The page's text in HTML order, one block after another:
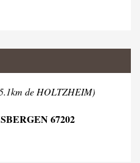
de HOLTZHEIM)
67202